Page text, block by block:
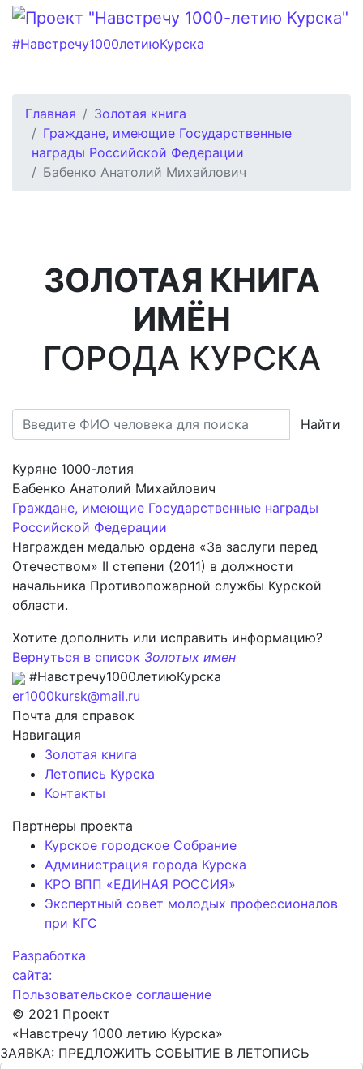
#Навстречу1000летиюКурска
Главная
Золотая книга
Граждане, имеющие Государственные
награды Российской Федерации
Бабенко Анатолий Михайлович
ЗОЛОТАЯ КНИГА
ИМЁН
ГОРОДА КУРСКА
Найти
Куряне 1000-летия
Бабенко Анатолий Михайлович
Граждане, имеющие Государственные награды
Российской Федерации
Награжден медалью ордена «За заслуги перед
Отечеством» II степени (2011) в должности
начальника Противопожарной службы Курской
области.
Хотите дополнить или исправить информацию?
Вернуться в список Золотых имен
#Навстречу1000летиюКурска
er1000kursk@mail.ru
Почта для справок
Навигация
Золотая книга
Летопись Курска
Контакты
Партнеры проекта
Курское городское Собрание
Администрация города Курска
КРО ВПП «ЕДИНАЯ РОССИЯ»
Экспертный совет молодых профессионалов
при КГС
Разработка
сайта:
Пользовательское соглашение
© 2021 Проект
«Навстречу 1000 летию Курска»
ЗАЯВКА: ПРЕДЛОЖИТЬ СОБЫТИЕ В ЛЕТОПИСЬ